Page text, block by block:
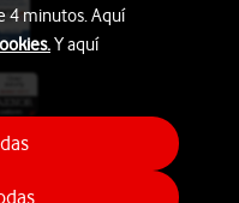
4 minutos. Aquí
Y aquí